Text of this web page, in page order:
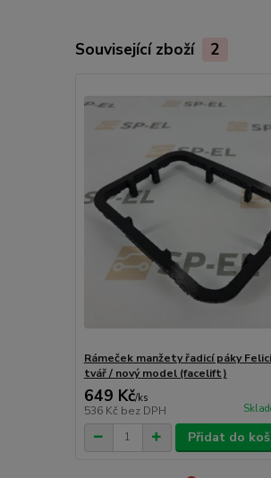
Související zboží 2
Rámeček manžety řadicí páky
tvář / nový model (facelift)
649 Kč/ks
536 Kč bez DPH
Přidat do